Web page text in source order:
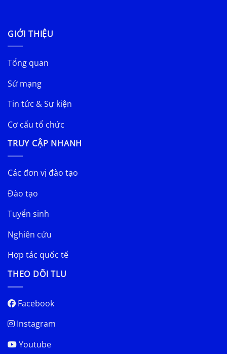
GIỚI THIỆU
Tổng quan
Sứ mạng
Tin tức & Sự kiện
Cơ cấu tổ chức
TRUY CẬP NHANH
Các đơn vị đào tạo
Đào tạo
Tuyển sinh
Nghiên cứu
Hợp tác quốc tế
THEO DÕI TLU
Facebook
Instagram
Youtube